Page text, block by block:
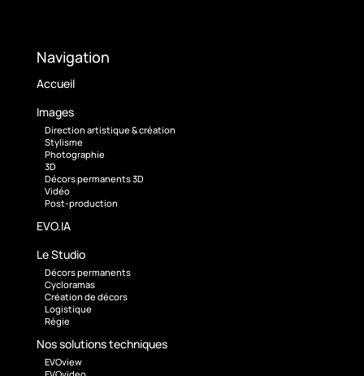
Navigation
Accueil
Images
Direction artistique & création
Stylisme
Photographie
3D
Décors permanents 3D
Vidéo
Post-production
EVO.IA
Le Studio
Décors permanents
Cycloramas
Création de décors
Logistique
Régie
Nos solutions techniques
EVOview